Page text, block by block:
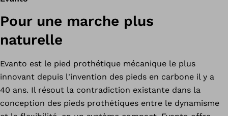
Pour une marche plus
naturelle
Evanto est le pied prothétique mécanique le plus
innovant depuis l'invention des pieds en carbone il y a
40 ans. Il résout la contradiction existante dans la
conception des pieds prothétiques entre le dynamisme